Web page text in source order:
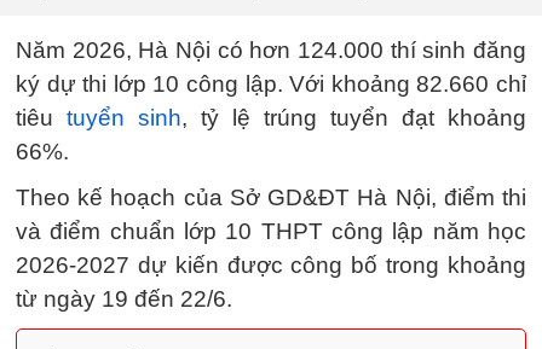
Năm 2026, Hà Nội có hơn 124.000 thí sinh đăng
ký dự thi lớp 10 công lập. Với khoảng 82.660 chỉ
tiêu tuyển sinh, tỷ lệ trúng tuyển đạt khoảng
66%.
Theo kế hoạch của Sở GD&ĐT Hà Nội, điểm thi
và điểm chuẩn lớp 10 THPT công lập năm học
2026-2027 dự kiến được công bố trong khoảng
từ ngày 19 đến 22/6.